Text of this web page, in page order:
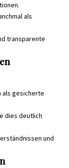
als
transparente
als gesicherte
dies deutlich
und